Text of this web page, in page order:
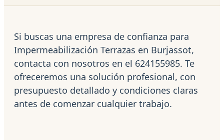
Si buscas una empresa de confianza para
Impermeabilización Terrazas en Burjassot,
contacta con nosotros en el 624155985. Te
ofreceremos una solución profesional, con
presupuesto detallado y condiciones claras
antes de comenzar cualquier trabajo.